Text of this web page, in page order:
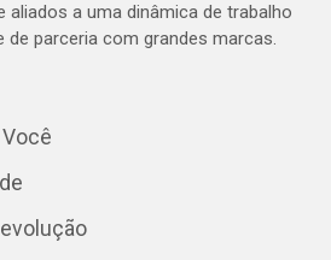
aliados a uma dinâmica de trabalho
de parceria com grandes marcas.